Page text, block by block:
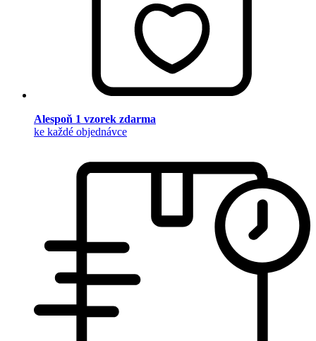
Alespoň 1 vzorek zdarma
ke každé objednávce